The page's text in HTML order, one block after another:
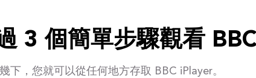
3 個簡單步驟觀看
下，您就可以從任何地方存取 BBC iPlayer。